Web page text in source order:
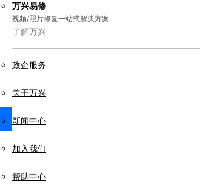
万兴易修
视频/照片修复一站式解决方案
了解万兴
政企服务
关于万兴
新闻中心
加入我们
帮助中心